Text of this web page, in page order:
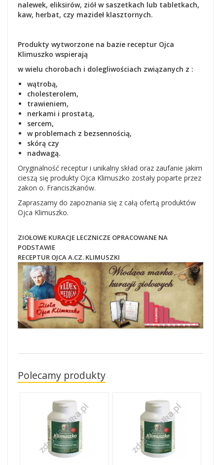
nalewek, eliksirów, ziół w saszetkach lub tabletkach,
kaw, herbat, czy mazideł klasztornych.
Produkty wytworzone na bazie receptur Ojca
Klimuszko wspierają
w wielu chorobach i dolegliwościach związanych z :
wątrobą,
cholesterolem,
trawieniem,
nerkami i prostatą,
sercem,
w problemach z bezsennością,
skórą czy
nadwagą.
Oryginalność receptur i unikalny skład oraz zaufanie jakim
cieszą się produkty Ojca Klimuszko zostały poparte przez
zakon o. Franciszkanów.
Zapraszamy do zapoznania się z całą ofertą produktów
Ojca Klimuszko.
ZIOŁOWE KURACJE LECZNICZE OPRACOWANE NA
PODSTAWIE
RECEPTUR OJCA A.CZ. KLIMUSZKI
Polecamy produkty